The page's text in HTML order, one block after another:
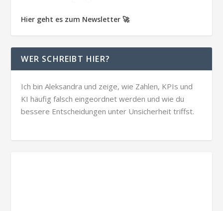
Hier geht es zum Newsletter 🚀
WER SCHREIBT HIER?
Ich bin Aleksandra und zeige, wie Zahlen, KPIs und
KI häufig falsch eingeordnet werden und wie du
bessere Entscheidungen unter Unsicherheit triffst.